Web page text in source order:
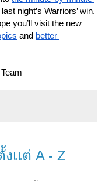
night’s Warriors’ win.
you’ll visit the new
and better
เเต่ A - Z